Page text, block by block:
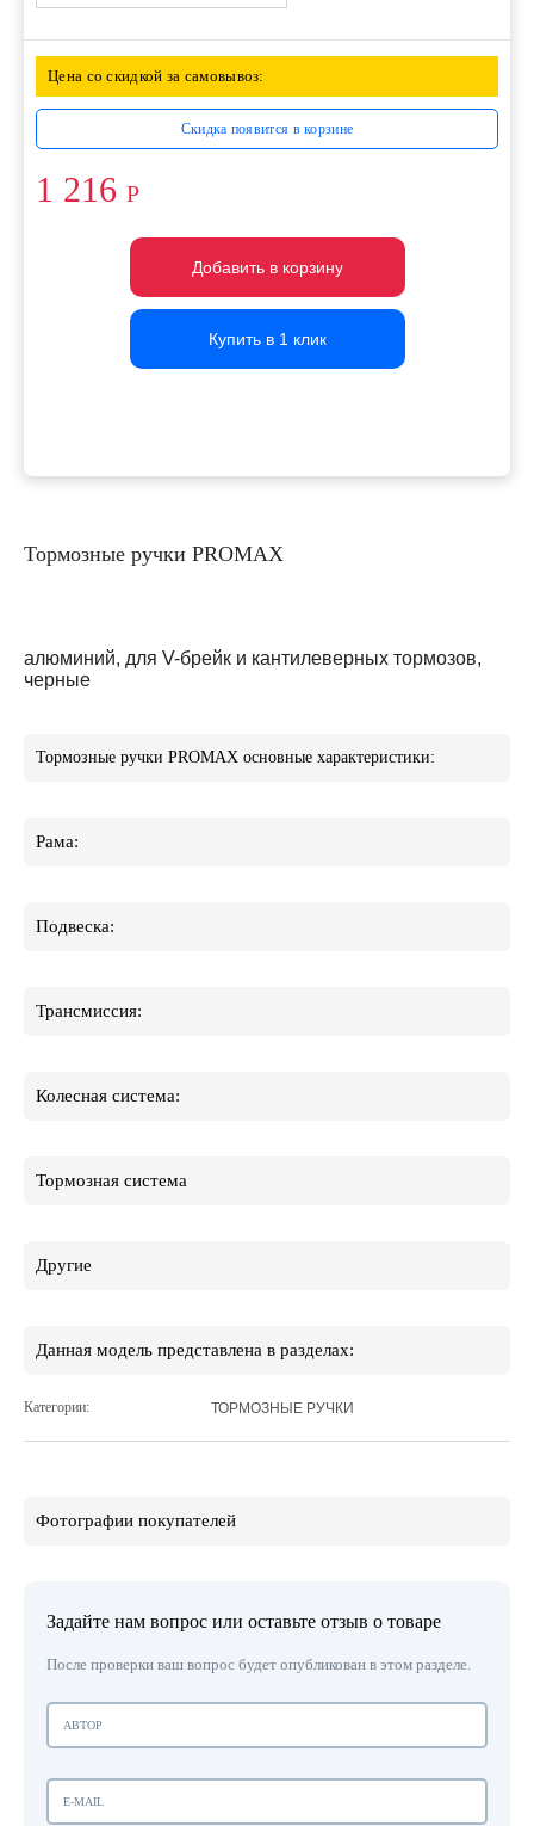
Цена со скидкой за самовывоз:
Скидка появится в корзине
1 216 Р
Добавить в корзину
Добавить в корзину
Добавить в корзину
Купить в 1 клик
Купить в 1 клик
Купить в 1 клик
Тормозные ручки PROMAX
алюминий, для V-брейк и кантилеверных тормозов,
черные
Тормозные ручки PROMAX основные характеристики:
Рама:
Подвеска:
Трансмиссия:
Колесная система:
Тормозная система
Другие
Данная модель представлена в разделах:
Категории: ТОРМОЗНЫЕ РУЧКИ
Фотографии покупателей
Задайте нам вопрос или оставьте отзыв о товаре
После проверки ваш вопрос будет опубликован в этом разделе.